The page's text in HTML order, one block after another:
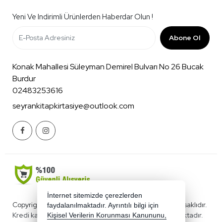
Yeni Ve Indirimli Ürünlerden Haberdar Olun !
Abone Ol
Konak Mahallesi Süleyman Demirel Bulvarı No 26 Bucak
Burdur
02483253616
seyrankitapkirtasiye@outlook.com
Copyright 2026 benimkirtasiyecim.com - Tüm hakları saklıdır.
Kredi kartı bilgileriniz 256bit SSL sertifikası ile korunmaktadır.
İnternet sitemizde çerezlerden
faydalanılmaktadır. Ayrıntılı bilgi için
Kişisel Verilerin Korunması Kanununu,